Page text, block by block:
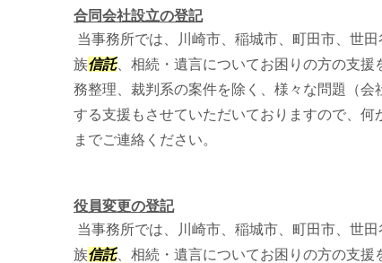
合同会社設立の登記
当事務所では、川崎市、稲城市、町田市、世
族信託、相続・遺言についてお困りの方の支
務整理、裁判系の案件を除く、様々な問題（会
する支援もさせていただいておりますので、
までご連絡ください。
役員変更の登記
当事務所では、川崎市、稲城市、町田市、世
族信託、相続・遺言についてお困りの方の支